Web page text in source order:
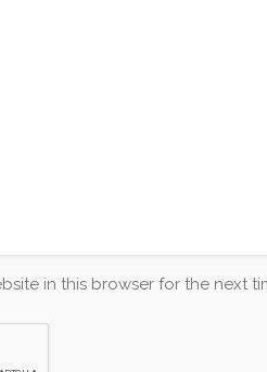
in this browser for the next